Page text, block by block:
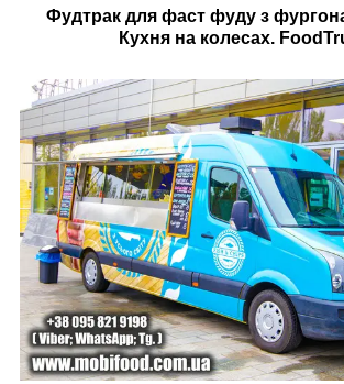
Фудтрак для фаст фуду з
Кухня на колесах.